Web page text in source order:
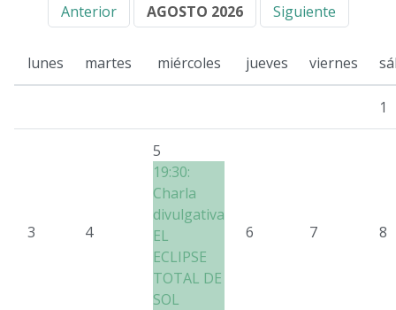
Anterior AGOSTO 2026 Siguiente
lunes martes miércoles jueves viernes
1
3 4
5
19:30:
Charla
divulgativa
EL
ECLIPSE
TOTAL DE
SOL
6 7 8